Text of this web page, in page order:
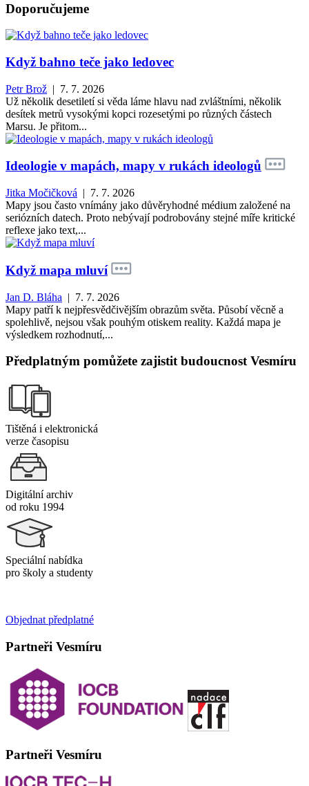
Doporučujeme
Když bahno teče jako ledovec
Petr Brož | 7. 7. 2026
Už několik desetiletí si věda láme hlavu nad zvláštními, několik
desítek metrů vysokými kopci rozesetými po různých částech
Marsu. Je přitom...
Ideologie v mapách, mapy v rukách ideologů
Jitka Močičková | 7. 7. 2026
Mapy jsou často vnímány jako důvěryhodné médium založené na
seriózních datech. Proto nebývají podrobovány stejné míře kritické
reflexe jako text,...
Když mapa mluví
Jan D. Bláha | 7. 7. 2026
Mapy patří k nejpřesvědčivějším obrazům světa. Působí věcně a
spolehlivě, nejsou však pouhým otiskem reality. Každá mapa je
výsledkem rozhodnutí,...
Předplatným pomůžete zajistit budoucnost Vesmíru
Tištěná i elektronická
verze časopisu
Digitální archiv
od roku 1994
Speciální nabídka
pro školy a studenty
Objednat předplatné
Partneři Vesmíru
Partneři Vesmíru